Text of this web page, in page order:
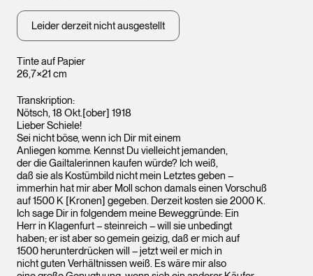
Tinte auf Papier
26,7×21 cm
Leider derzeit nicht ausgestellt
Transkription:
Nötsch, 18 Okt.[ober] 1918
Lieber Schiele!
Sei nicht böse, wenn ich Dir mit einem
Anliegen komme. Kennst Du vielleicht jemanden,
der die Gailtalerinnen kaufen würde? Ich weiß,
daß sie als Kostümbild nicht mein Letztes geben –
immerhin hat mir aber Moll schon damals einen Vorschuß
auf 1500 K [Kronen] gegeben. Derzeit kosten sie 2000 K.
Ich sage Dir in folgendem meine Beweggründe: Ein
Herr in Klagenfurt – steinreich – will sie unbedingt
haben; er ist aber so gemein geizig, daß er mich auf
1500 herunterdrücken will – jetzt weil er mich in
nicht guten Verhältnissen weiß. Es wäre mir also